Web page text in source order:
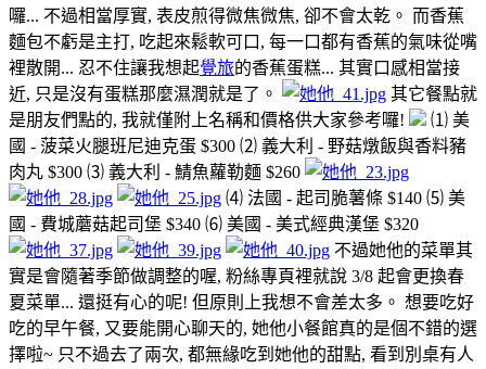
囉... 不過相當厚實, 表皮煎得微焦微焦, 卻不會太乾。 而香蕉
麵包不虧是主打, 吃起來鬆軟可口, 每一口都有香蕉的氣味從嘴
裡散開... 忍不住讓我想起覺旅的香蕉蛋糕... 其實口感相當接
近, 只是沒有蛋糕那麼濕潤就是了。
其它餐點就
是朋友們點的, 我就僅附上名稱和價格供大家參考囉!
⑴ 美
國 - 菠菜火腿班尼迪克蛋 $300 ⑵ 義大利 - 野菇燉飯與香料豬
肉丸 $300 ⑶ 義大利 - 鯖魚蘿勒麵 $260
⑷ 法國 - 起司脆薯條 $140 ⑸ 美
國 - 費城蘑菇起司堡 $340 ⑹ 美國 - 美式經典漢堡 $320
不過她他的菜單其
實是會隨著季節做調整的喔, 粉絲專頁裡就說 3/8 起會更換春
夏菜單... 還挺有心的呢! 但原則上我想不會差太多。 想要吃好
吃的早午餐, 又要能開心聊天的, 她他小餐館真的是個不錯的選
擇啦~ 只不過去了兩次, 都無緣吃到她他的甜點, 看到別桌有人